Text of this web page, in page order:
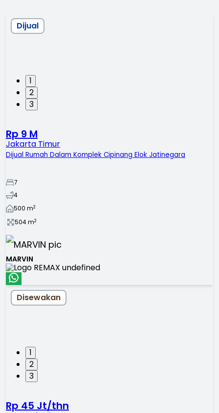
1
2
3
Dijual
Rp 9 M
Jakarta Timur
Dijual Rumah Dalam Komplek Cipinang Elok Jatinegara
7
4
500 m2
504m2
MARVIN
1
2
3
Disewakan
Rp 45 Jt/thn